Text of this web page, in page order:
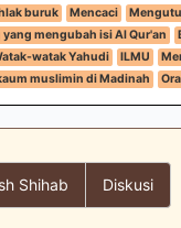
buruk Mencaci
mengubah isi Al Qur'an
watak Yahudi ILMU
muslimin di Madinah
Shihab Diskusi